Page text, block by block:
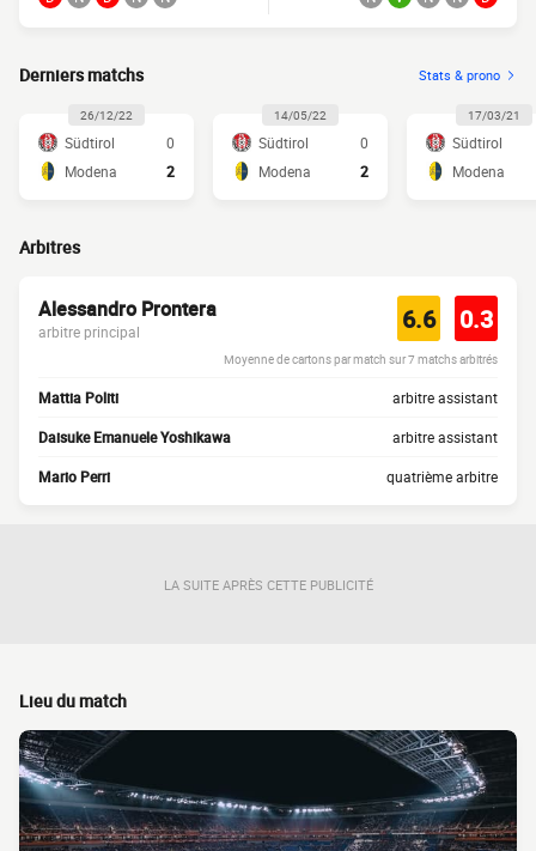
Derniers matchs Stats & prono
26/12/22
Südtirol
0
Modena
2
14/05/22
Südtirol
0
Modena
2
17/03/21
Südtirol
Modena
Arbitres
Alessandro Prontera
arbitre principal 6.6 0.3
Moyenne de cartons par match sur 7 matchs arbitrés
Mattia Politi arbitre assistant
Daisuke Emanuele Yoshikawa arbitre assistant
Mario Perri quatrième arbitre
LA SUITE APRÈS CETTE PUBLICITÉ
Lieu du match